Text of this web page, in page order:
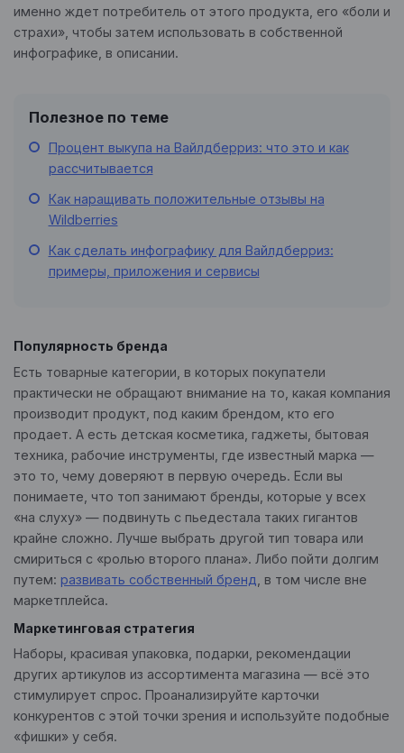
именно ждет потребитель от этого продукта, его «боли и
страхи», чтобы затем использовать в собственной
инфографике, в описании.
Полезное по теме
Процент выкупа на Вайлдберриз: что это и как
рассчитывается
Как наращивать положительные отзывы на
Wildberries
Как сделать инфографику для Вайлдберриз:
примеры, приложения и сервисы
Популярность бренда
Есть товарные категории, в которых покупатели
практически не обращают внимание на то, какая компания
производит продукт, под каким брендом, кто его
продает. А есть детская косметика, гаджеты, бытовая
техника, рабочие инструменты, где известный марка —
это то, чему доверяют в первую очередь. Если вы
понимаете, что топ занимают бренды, которые у всех
«на слуху» — подвинуть с пьедестала таких гигантов
крайне сложно. Лучше выбрать другой тип товара или
смириться с «ролью второго плана». Либо пойти долгим
путем: развивать собственный бренд
, в том числе вне
маркетплейса.
Маркетинговая стратегия
Наборы, красивая упаковка, подарки, рекомендации
других артикулов из ассортимента магазина — всё это
стимулирует спрос. Проанализируйте карточки
конкурентов с этой точки зрения и используйте подобные
«фишки» у себя.